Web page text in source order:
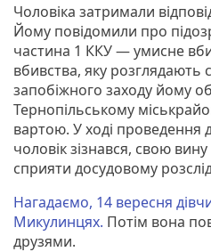
Чоловіка затримали
Йому повідомили про
частина 1 ККУ — умисне
вбивства, яку розглядають
запобіжного заходу йому
Тернопільському
вартою. У ході проведення
чоловік зізнався, свою
сприяти досудовому
Нагадаємо, 14 вересня
Микулинцях. Потім вона
друзями.